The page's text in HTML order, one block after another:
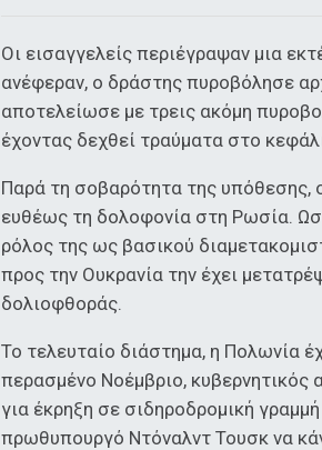
Οι εισαγγελείς περιέγραψαν μια
ανέφεραν, ο δράστης πυροβόλησε
αποτελείωσε με τρεις ακόμη
έχοντας δεχθεί τραύματα στο
Παρά τη σοβαρότητα της υπόθεσης,
ευθέως τη δολοφονία στη Ρωσία.
ρόλος της ως βασικού
προς την Ουκρανία την έχει
δολιοφθοράς.
Το τελευταίο διάστημα, η Πολωνία
περασμένο Νοέμβριο, κυβερνητικός
για έκρηξη σε σιδηροδρομική
πρωθυπουργό Ντόναλντ Τουσκ να